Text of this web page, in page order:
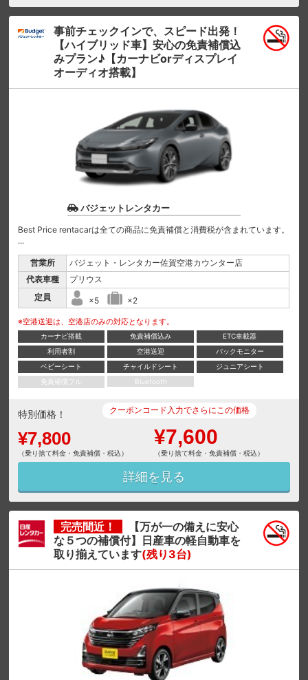
事前チェックインで、スピード出発！
【ハイブリッド車】安心の免責補償込
みプラン♪【カーナビorディスプレイ
オーディオ搭載】
バジェットレンタカー
Best Price rentacarは全ての商品に免責補償と消費税が含まれています。
...
営業所
バジェット・レンタカー佐賀空港カウンター店
代表車種
プリウス
定員
×5 ×2
※空港送迎は、空港店のみの対応となります。
カーナビ搭載 免責補償込み
ETC車載器
利用者割
空港送迎
バックモニター
ベビーシート
チャイルドシート
ジュニアシート
免責補償フル
Bluetooth
特別価格！
¥7,800
（乗り捨て料金・免責補償・税込）
クーポンコード入力でさらにこの価格
¥7,600
（乗り捨て料金・免責補償・税込）
詳細を見る
完売間近！
【万が一の備えに安心
な５つの補償付】日産車の軽自動車を
取り揃えています(残り3台)